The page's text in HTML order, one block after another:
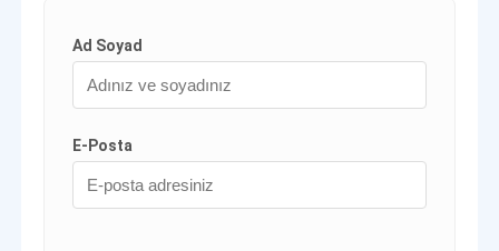
Ad Soyad
E-Posta